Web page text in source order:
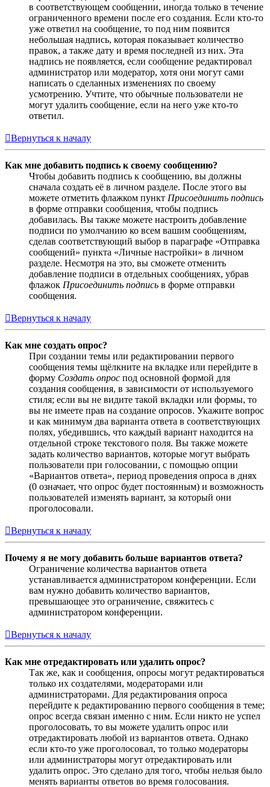
в соответствующем сообщении, иногда только в течение
ограниченного времени после его создания. Если кто-то
уже ответил на сообщение, то под ним появится
небольшая надпись, которая показывает количество
правок, а также дату и время последней из них. Эта
надпись не появляется, если сообщение редактировал
администратор или модератор, хотя они могут сами
написать о сделанных изменениях по своему
усмотрению. Учтите, что обычные пользователи не
могут удалить сообщение, если на него уже кто-то
ответил.
Вернуться к началу
Как мне добавить подпись к своему сообщению?
Чтобы добавить подпись к сообщению, вы должны
сначала создать её в личном разделе. После этого вы
можете отметить флажком пункт Присоединить подпись
в форме отправки сообщения, чтобы подпись
добавилась. Вы также можете настроить добавление
подписи по умолчанию ко всем вашим сообщениям,
сделав соответствующий выбор в параграфе «Отправка
сообщений» пункта «Личные настройки» в личном
разделе. Несмотря на это, вы сможете отменить
добавление подписи в отдельных сообщениях, убрав
флажок Присоединить подпись в форме отправки
сообщения.
Вернуться к началу
Как мне создать опрос?
При создании темы или редактировании первого
сообщения темы щёлкните на вкладке или перейдите в
форму Создать опрос под основной формой для
создания сообщения, в зависимости от используемого
стиля; если вы не видите такой вкладки или формы, то
вы не имеете прав на создание опросов. Укажите вопрос
и как минимум два варианта ответа в соответствующих
полях, убедившись, что каждый вариант находится на
отдельной строке текстового поля. Вы также можете
задать количество вариантов, которые могут выбрать
пользователи при голосовании, с помощью опции
«Вариантов ответа», период проведения опроса в днях
(0 означает, что опрос будет постоянным) и возможность
пользователей изменять вариант, за который они
проголосовали.
Вернуться к началу
Почему я не могу добавить больше вариантов ответа?
Ограничение количества вариантов ответа
устанавливается администратором конференции. Если
вам нужно добавить количество вариантов,
превышающее это ограничение, свяжитесь с
администратором конференции.
Вернуться к началу
Как мне отредактировать или удалить опрос?
Так же, как и сообщения, опросы могут редактироваться
только их создателями, модераторами или
администраторами. Для редактирования опроса
перейдите к редактированию первого сообщения в теме;
опрос всегда связан именно с ним. Если никто не успел
проголосовать, то вы можете удалить опрос или
отредактировать любой из вариантов ответа. Однако
если кто-то уже проголосовал, то только модераторы
или администраторы могут отредактировать или
удалить опрос. Это сделано для того, чтобы нельзя было
менять варианты ответов во время голосования.